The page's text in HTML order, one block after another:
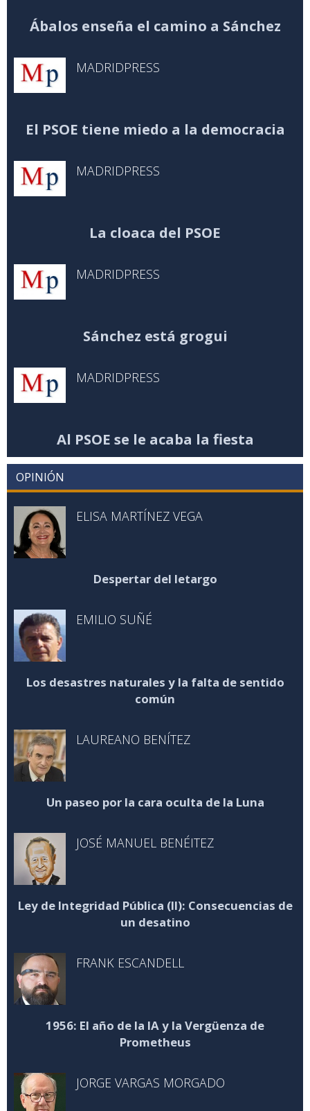
Ábalos enseña el camino a Sánchez
MADRIDPRESS
El PSOE tiene miedo a la democracia
MADRIDPRESS
La cloaca del PSOE
MADRIDPRESS
Sánchez está grogui
MADRIDPRESS
Al PSOE se le acaba la fiesta
OPINIÓN
ELISA MARTÍNEZ VEGA
Despertar del letargo
EMILIO SUÑÉ
Los desastres naturales y la falta de sentido
común
LAUREANO BENÍTEZ
Un paseo por la cara oculta de la Luna
JOSÉ MANUEL BENÉITEZ
Ley de Integridad Pública (II): Consecuencias de
un desatino
FRANK ESCANDELL
1956: El año de la IA y la Vergüenza de
Prometheus
JORGE VARGAS MORGADO